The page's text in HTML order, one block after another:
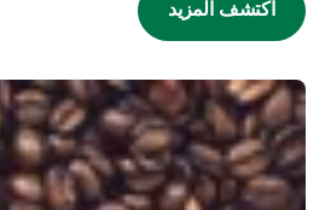
اكتشف المزيد